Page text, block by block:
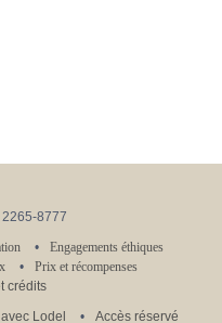
2265-8777
Engagements éthiques
Prix et récompenses
crédits
Lodel Accès réservé